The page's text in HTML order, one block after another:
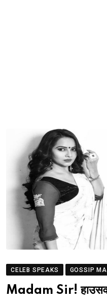
CELEB SPEAKS GOSSIP
Madam Sir!